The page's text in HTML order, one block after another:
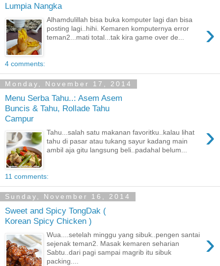
Lumpia Nangka
›
Alhamdulillah bisa buka komputer lagi dan bisa
posting lagi..hihi. Kemaren komputernya error
teman2...mati total...tak kira game over de...
4 comments:
Monday, November 17, 2014
Menu Serba Tahu..: Asem Asem
Buncis & Tahu, Rollade Tahu
Campur
›
Tahu...salah satu makanan favoritku..kalau lihat
tahu di pasar atau tukang sayur kadang main
ambil aja gitu langsung beli..padahal belum...
11 comments:
Sunday, November 16, 2014
Sweet and Spicy TongDak (
Korean Spicy Chicken )
›
Wua....setelah minggu yang sibuk..pengen santai
sejenak teman2. Masak kemaren seharian
Sabtu..dari pagi sampai magrib itu sibuk
packing....